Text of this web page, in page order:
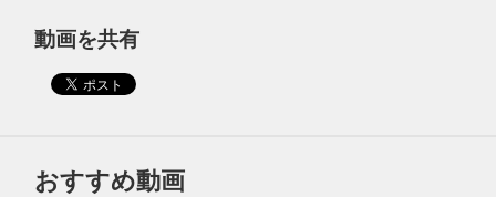
動画を共有
おすすめ動画